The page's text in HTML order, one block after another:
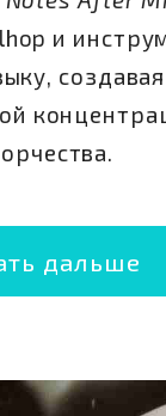
и
дальше